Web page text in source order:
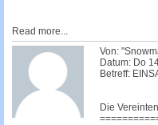
Read more...
Von:
Datum: Do
Betreff:
Die